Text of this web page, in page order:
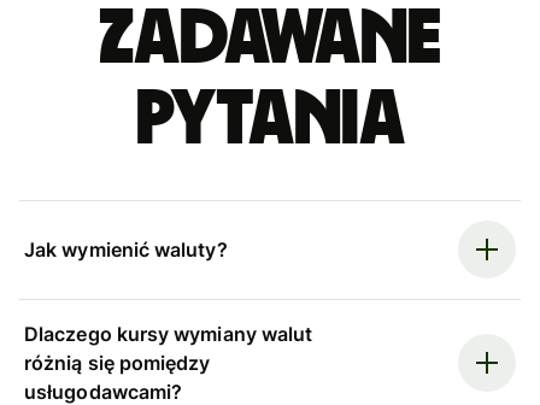
zadawane
pytania
Jak wymienić waluty?
Dlaczego kursy wymiany walut
różnią się pomiędzy
usługodawcami?